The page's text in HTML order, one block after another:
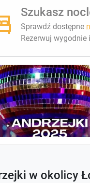
Szukasz
Sprawdź dostępne
Rezerwuj wygodnie
w okolicy